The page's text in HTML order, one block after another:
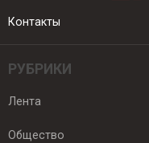
Контакты
РУБРИКИ
Лента
Общество